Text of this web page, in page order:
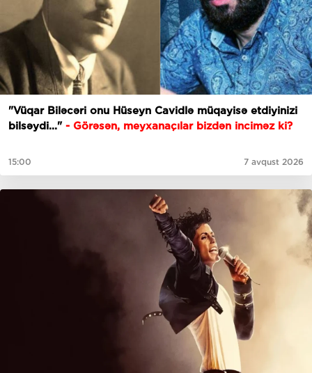
"Vüqar Biləcəri onu Hüseyn Cavidlə müqayisə etdiyinizi
bilsəydi..." - Görəsən, meyxanaçılar bizdən inciməz ki?
15:00 7 avqust 2026